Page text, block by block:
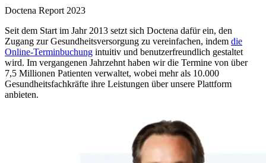
Doctena Report 2023
Seit dem Start im Jahr 2013 setzt sich Doctena dafür ein, den
Zugang zur Gesundheitsversorgung zu vereinfachen, indem die
Online-Terminbuchung intuitiv und benutzerfreundlich gestaltet
wird. Im vergangenen Jahrzehnt haben wir die Termine von über
7,5 Millionen Patienten verwaltet, wobei mehr als 10.000
Gesundheitsfachkräfte ihre Leistungen über unsere Plattform
anbieten.